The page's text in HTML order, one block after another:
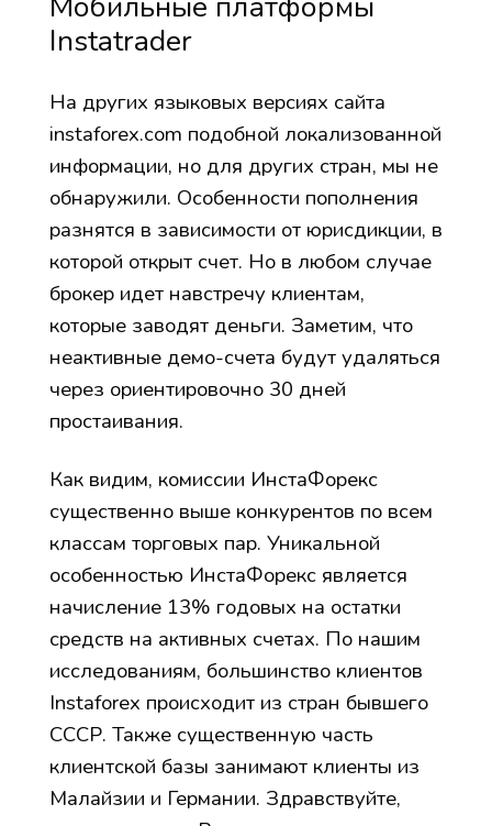
Instatrader
На других языковых версиях сайта
instaforex.com подобной локализованной
информации, но для других стран, мы не
обнаружили. Особенности пополнения
разнятся в зависимости от юрисдикции, в
которой открыт счет. Но в любом случае
брокер идет навстречу клиентам,
которые заводят деньги. Заметим, что
неактивные демо-счета будут удаляться
через ориентировочно 30 дней
простаивания.
Как видим, комиссии ИнстаФорекс
существенно выше конкурентов по всем
классам торговых пар. Уникальной
особенностью ИнстаФорекс является
начисление 13% годовых на остатки
средств на активных счетах. По нашим
исследованиям, большинство клиентов
Instaforex происходит из стран бывшего
СССР. Также существенную часть
клиентской базы занимают клиенты из
Малайзии и Германии. Здравствуйте,